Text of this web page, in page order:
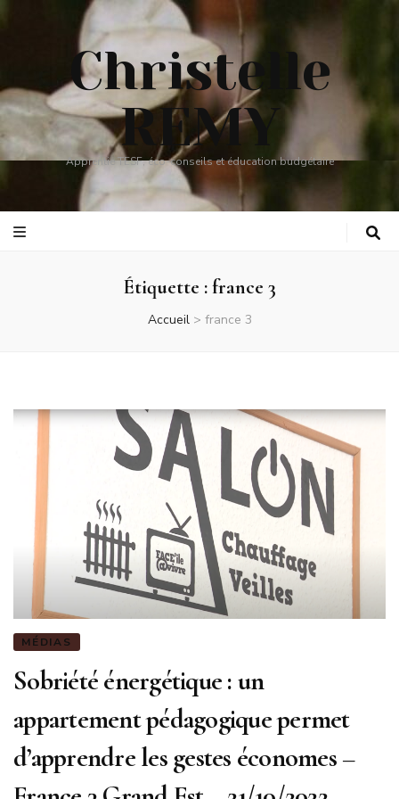
Christelle
REMY
Apprentie TESF, éco-conseils et éducation budgétaire
Étiquette :france 3
Accueil > france 3
MÉDIAS
Sobriété énergétique : un
appartement pédagogique permet
d’apprendre les gestes économes –